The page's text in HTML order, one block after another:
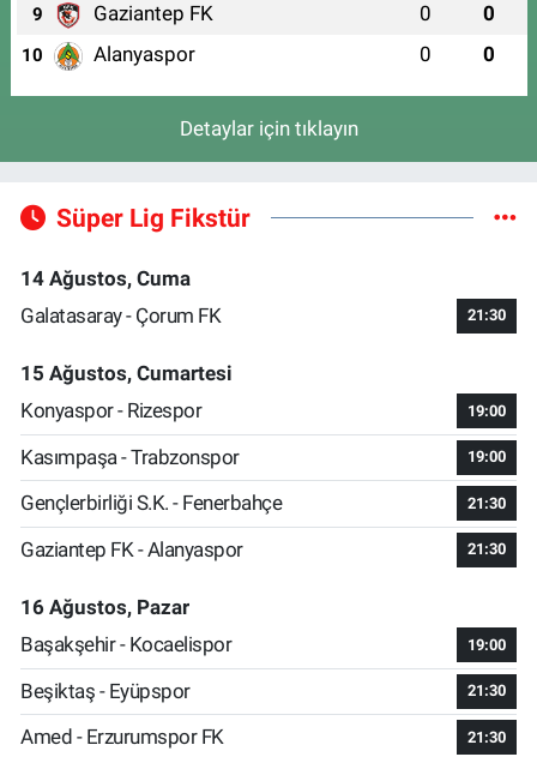
9 Gaziantep FK 0 0
10 Alanyaspor 0 0
Detaylar için tıklayın
Süper Lig Fikstür
14 Ağustos, Cuma
Galatasaray - Çorum FK
21:30
15 Ağustos, Cumartesi
Konyaspor - Rizespor
19:00
Kasımpaşa - Trabzonspor 19:00
Gençlerbirliği S.K. - Fenerbahçe 21:30
Gaziantep FK - Alanyaspor 21:30
16 Ağustos, Pazar
Başakşehir - Kocaelispor
19:00
Beşiktaş - Eyüpspor 21:30
Amed - Erzurumspor FK 21:30